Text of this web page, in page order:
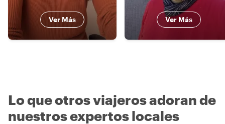
Ver Más Ver Más
Lo que otros viajeros adoran de
nuestros expertos locales